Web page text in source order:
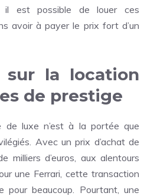
il est possible de louer ces
avoir à payer le prix fort d’un
sur la location
de prestige
de luxe n’est à la portée que
Avec un prix d’achat de
milliers d’euros, aux alentours
une Ferrari, cette transaction
pour beaucoup. Pourtant, une